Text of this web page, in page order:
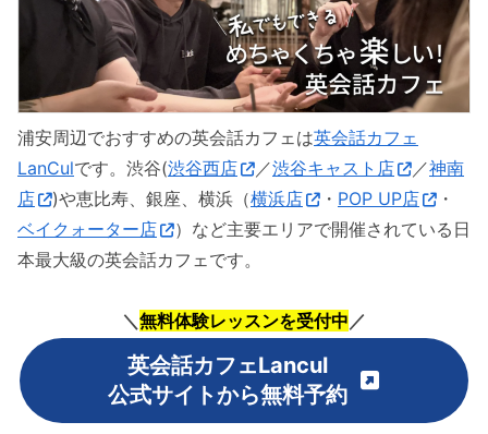
浦安周辺でおすすめの英会話カフェは英会話カフェ
LanCulです。渋谷(渋谷西店 ／渋谷キャスト店 ／神南
店
)や恵比寿、銀座、横浜（横浜店 ・ POP UP店
・
ベイクォーター店
）など主要エリアで開催されている日
本最大級の英会話カフェです。
＼無料体験レッスンを受付中／
英会話カフェLancul
公式サイトから無料予約